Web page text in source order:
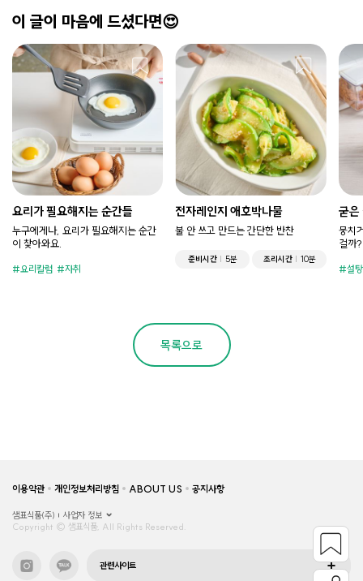
이 글이 마음에 드셨다면😍
요리가 필요해지는 순간들
누구에게나, 요리가 필요해지는 순간
이 찾아와요.
요리칼럼 자취
전자레인지 애호박나물
불 안 쓰고 만드는 간단한 반찬
준비시간 5분 조리시간 10분
굳은
뭉치
걸까?
설탕
목록으로
이용약관 개인정보처리방침 ABOUT US 공지사항
샘표식품(주)
사업자 정보
Copyright © 샘표식품, All Rights Reserved.
관련사이트